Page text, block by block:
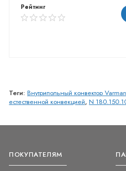
Рейтинг
Теги: Внутрипольный конвектор
естественной конвекцией, N
ПОКУПАТЕЛЯМ